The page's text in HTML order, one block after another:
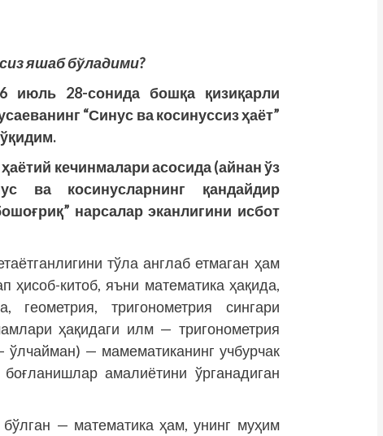
яшаб бўладими?
июль 28-сонида бошқа қизиқарли
“Синус ва косинуссиз ҳаёт”
кечинмалари асосида (айнан ўз
ва косинусларнинг қандайдир
нарсалар эканлигини исбот
тўла англаб етмаган ҳам
ҳисоб-китоб, яъни математика ҳақида,
геометрия, тригонометрия сингари
ҳақидаги илм — тригонометрия
— мамематиканинг учбурчак
амалиётини ўрганадиган
— математика ҳам, унинг муҳим